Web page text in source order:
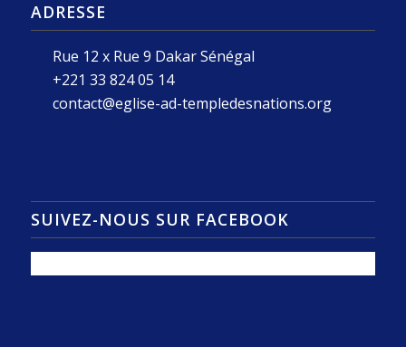
ADRESSE
Rue 12 x Rue 9 Dakar Sénégal
+221 33 824 05 14
contact@eglise-ad-templedesnations.org
SUIVEZ-NOUS SUR FACEBOOK